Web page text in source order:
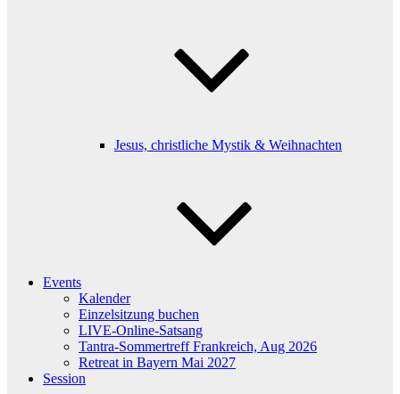
Jesus, christliche Mystik & Weihnachten
Events
Kalender
Einzelsitzung buchen
LIVE-Online-Satsang
Tantra-Sommertreff Frankreich, Aug 2026
Retreat in Bayern Mai 2027
Session